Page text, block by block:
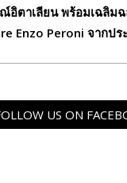
อิตาเลียน พร้อมเฉลิมฉ
Enzo Peroni จากปร
US ON